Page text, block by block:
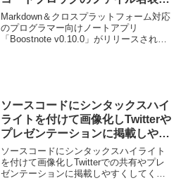
やURLのタイトル取得機能などを
サポート。
Markdown＆クロスプラットフォーム対応
のプログラマー向けノートアプリ
「Boostnote v0.10.0」がリリースされて
ソースコードにシンタックスハイ
ライトを付けて画像化しTwitterや
プレゼンテーションに掲載しやす
くしてくれるWebサービス
「Carbon」がPWAに対応しオフ
ラインで利用可能に。
ソースコードにシンタックスハイライト
を付けて画像化しTwitterでの共有やプレ
ゼンテーションに掲載しやすくしてくれ